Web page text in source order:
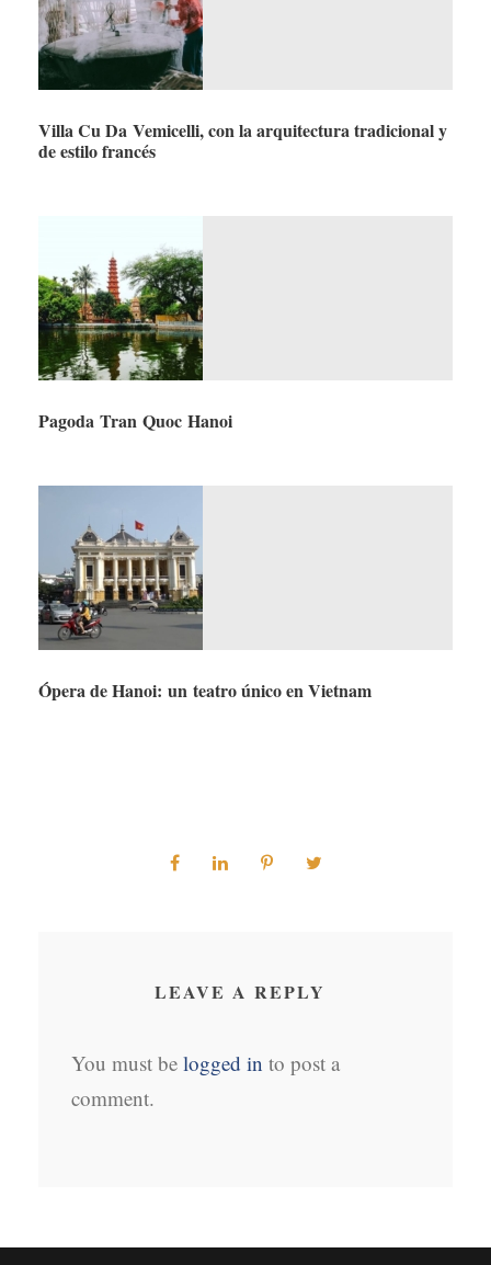
Villa Cu Da Vemicelli, con la arquitectura tradicional y
de estilo francés
Pagoda Tran Quoc Hanoi
Ópera de Hanoi: un teatro único en Vietnam
LEAVE A REPLY
You must be logged in to post a
comment.